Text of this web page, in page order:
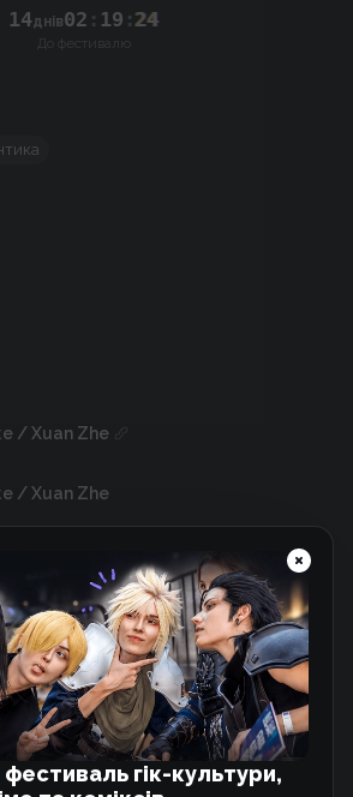
14днів02 : 19 :24
До фестивалю
/ Xuan Zhe
/ Xuan Zhe
мимоволі
гік-культури,